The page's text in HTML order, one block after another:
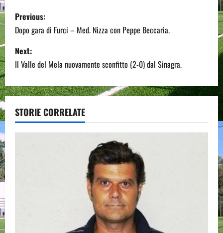
P
o
s
t
n
a
v
Previous:
Dopo gara di Furci – Med. Nizza con Peppe Beccaria.
Next:
Il Valle del Mela nuovamente sconfitto (2-0) dal Sinagra.
STORIE CORRELATE